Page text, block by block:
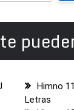
Himno
Letras